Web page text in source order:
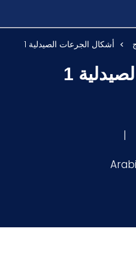
أشكال الجرعات الصيدلية 1
1
|